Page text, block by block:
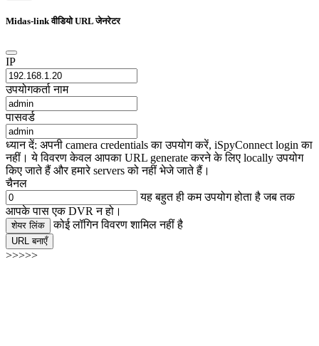
Midas-link वीडियो URL जेनरेटर
IP
उपयोगकर्ता नाम
पासवर्ड
ध्यान दें: अपनी camera credentials का उपयोग करें, iSpyConnect login का
नहीं। ये विवरण केवल आपका URL generate करने के लिए locally उपयोग
किए जाते हैं और हमारे servers को नहीं भेजे जाते हैं।
चैनल
यह बहुत ही कम उपयोग होता है जब तक
आपके पास एक DVR न हो।
शेयर लिंक कोई लॉगिन विवरण शामिल नहीं है
URL बनाएँ
>>>>>